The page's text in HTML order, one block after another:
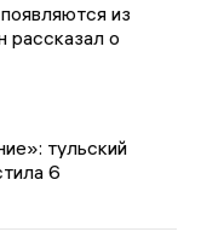
из
рассказал о
тульский
6